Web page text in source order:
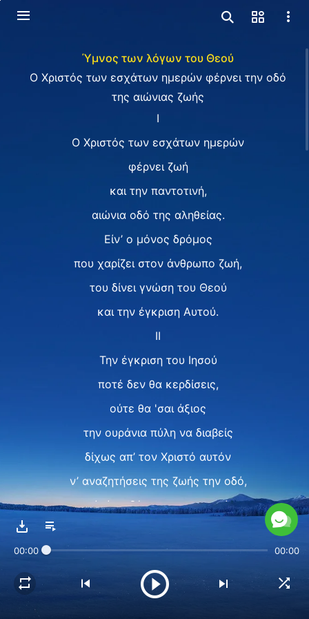
Ύμνος των λόγων του Θεού
O Χριστός των εσχάτων ημερών φέρνει την οδό
της αιώνιας ζωής
I
Ο Χριστός των εσχάτων ημερών
φέρνει ζωή
και την παντοτινή,
αιώνια οδό της αληθείας.
Είν’ ο μόνος δρόμος
που χαρίζει στον άνθρωπο ζωή,
του δίνει γνώση του Θεού
και την έγκριση Αυτού.
II
Την έγκριση του Ιησού
ποτέ δεν θα κερδίσεις,
ούτε θα 'σαι άξιος
την ουράνια πύλη να διαβείς
δίχως απ’ τον Χριστό αυτόν
ν’ αναζητήσεις της ζωής την οδό,
γιατί είσαι δέσμιος της ιστορίας,
Ο Χριστός είναι η πύλη των ανθρώπων
για την βασιλεία στις έσχατες ημέρες,
να την προσπεράσει
00:00 00:00